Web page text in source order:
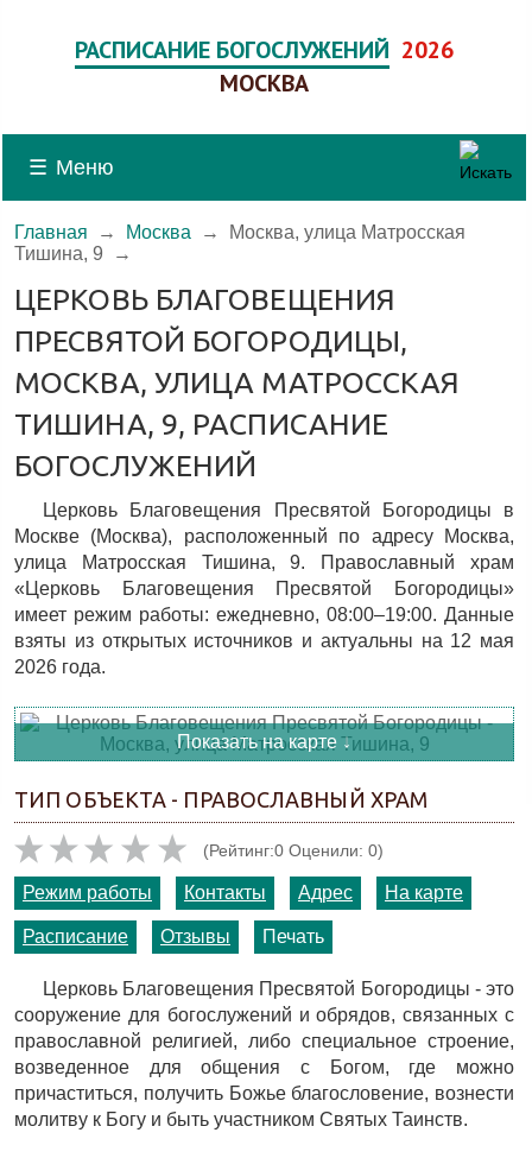
РАСПИСАНИЕ БОГОСЛУЖЕНИЙ 2026
МОСКВА
☰ Меню
Главная → Москва →
Москва, улица Матросская
Тишина, 9 →
ЦЕРКОВЬ БЛАГОВЕЩЕНИЯ
ПРЕСВЯТОЙ БОГОРОДИЦЫ,
МОСКВА, УЛИЦА МАТРОССКАЯ
ТИШИНА, 9, РАСПИСАНИЕ
БОГОСЛУЖЕНИЙ
Церковь Благовещения Пресвятой Богородицы в
Москве (Москва), расположенный по адресу Москва,
улица Матросская Тишина, 9. Православный храм
«Церковь Благовещения Пресвятой Богородицы»
имеет режим работы: ежедневно, 08:00–19:00. Данные
взяты из открытых источников и актуальны на 12 мая
2026 года.
Показать на карте ↓
ТИП ОБЪЕКТА - ПРАВОСЛАВНЫЙ ХРАМ
(Рейтинг:0 Оценили: 0)
Режим работы Контакты Адрес На карте
Расписание Отзывы Печать
Церковь Благовещения Пресвятой Богородицы - это
сооружение для богослужений и обрядов, связанных с
православной религией, либо специальное строение,
возведенное для общения с Богом, где можно
причаститься, получить Божье благословение, вознести
молитву к Богу и быть участником Святых Таинств.